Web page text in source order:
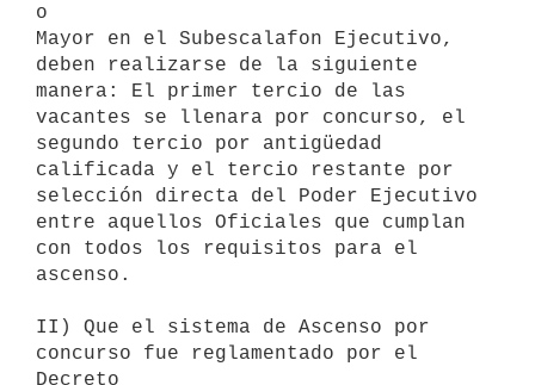
o
Mayor en el Subescalafon Ejecutivo,
deben realizarse de la siguiente
manera: El primer tercio de las
vacantes se llenara por concurso, el
segundo tercio por antigüedad
calificada y el tercio restante por
selección directa del Poder Ejecutivo
entre aquellos Oficiales que cumplan
con todos los requisitos para el
ascenso.
II) Que el sistema de Ascenso por
concurso fue reglamentado por el
Decreto